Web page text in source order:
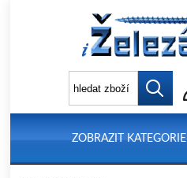
ZOBRAZIT KATEGORIE